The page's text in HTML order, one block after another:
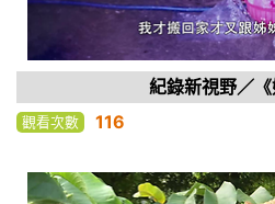
紀錄新視野／《
觀看次數 116